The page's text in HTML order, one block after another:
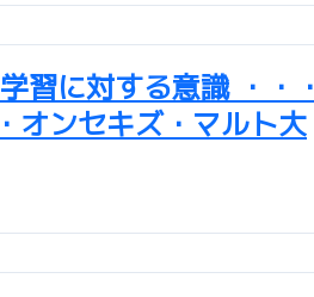
習に対する意識 ・・・
オンセキズ・マルト大